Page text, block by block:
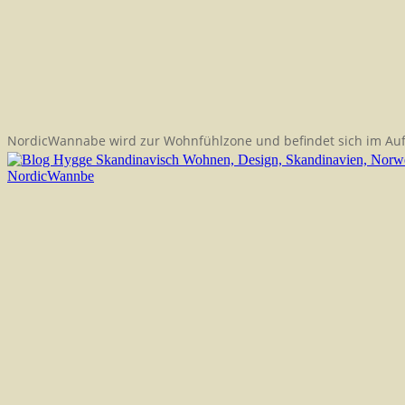
NordicWannabe wird zur Wohnfühlzone und befindet sich im